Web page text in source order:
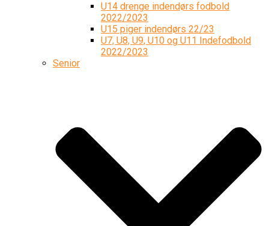
U14 drenge indendørs fodbold
2022/2023
U15 piger indendørs 22/23
U7, U8, U9, U10 og U11 Indefodbold
2022/2023
Senior